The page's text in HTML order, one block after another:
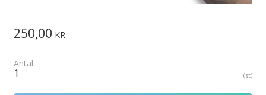
250,00 KR
Antal
st